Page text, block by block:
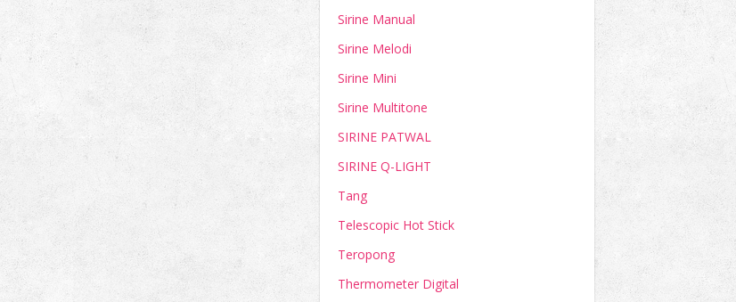
Sirine Manual
Sirine Melodi
Sirine Mini
Sirine Multitone
SIRINE PATWAL
SIRINE Q-LIGHT
Tang
Telescopic Hot Stick
Teropong
Thermometer Digital